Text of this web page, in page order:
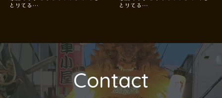
とりてる…
とりてる…
Contact